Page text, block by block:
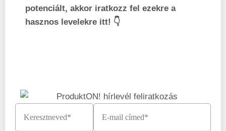
potenciált, akkor iratkozz fel ezekre a
hasznos levelekre itt! 👇